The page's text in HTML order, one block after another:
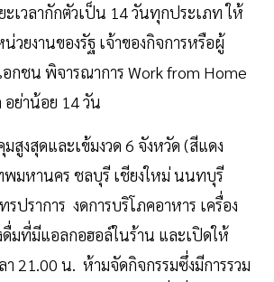
ะเวลากักตัวเป็น 14 วันทุกประเภท ให้
วยงานของรัฐ เจ้าของกิจการหรือผู้
กชน พิจารณาการ Work from Home
อย่าน้อย 14 วัน
งสุดและเข้มงวด 6 จังหวัด (สีแดง
พมหานคร ชลบุรี เชียงใหม่ นนทบุรี
ปราการ งดการบริโภคอาหาร เครื่อง
ดื่มที่มีแอลกอฮอล์ในร้าน และเปิดให้
า 21.00 น. ห้ามจัดกิจกรรมซึ่งมีการรวม